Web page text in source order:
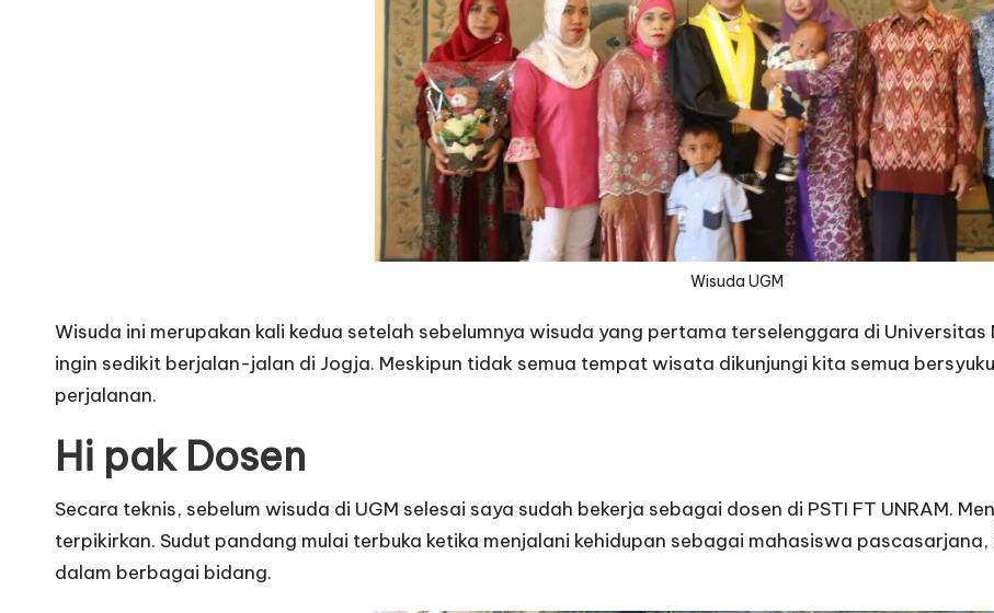
Wisuda UGM
Wisuda ini merupakan kali kedua setelah sebelumnya wisuda yang pertama terselenggara di Universitas
ingin sedikit berjalan-jalan di Jogja. Meskipun tidak semua tempat wisata dikunjungi kita semua
perjalanan.
Hi pak Dosen
Secara teknis, sebelum wisuda di UGM selesai saya sudah bekerja sebagai dosen di PSTI FT UNRAM.
terpikirkan. Sudut pandang mulai terbuka ketika menjalani kehidupan sebagai mahasiswa
dalam berbagai bidang.